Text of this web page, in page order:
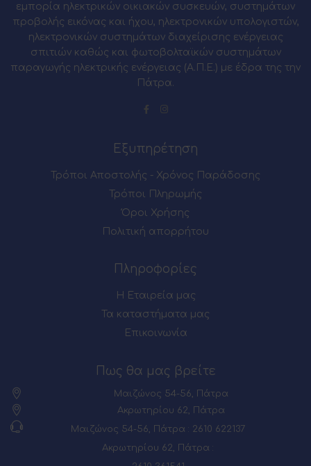
εμπορία ηλεκτρικών οικιακών συσκευών, συστημάτων
προβολής εικόνας και ήχου, ηλεκτρονικών υπολογιστών,
ηλεκτρονικών συστημάτων διαχείρισης ενέργειας
σπιτιών καθώς και φωτοβολταϊκών συστημάτων
παραγωγής ηλεκτρικής ενέργειας (Α.Π.Ε.) με έδρα της την
Πάτρα.
Εξυπηρέτηση
Τρόποι Αποστολής - Χρόνος Παράδοσης
Τρόποι Πληρωμής
Όροι Χρήσης
Πολιτική απορρήτου
Πληροφορίες
Η Εταιρεία μας
Τα καταστήματα μας
Επικοινωνία
Πως θα μας βρείτε
Μαιζώνος 54-56, Πάτρα
Ακρωτηρίου 62, Πάτρα
Μαιζώνος 54-56, Πάτρα : 2610 622137
Ακρωτηρίου 62, Πάτρα :